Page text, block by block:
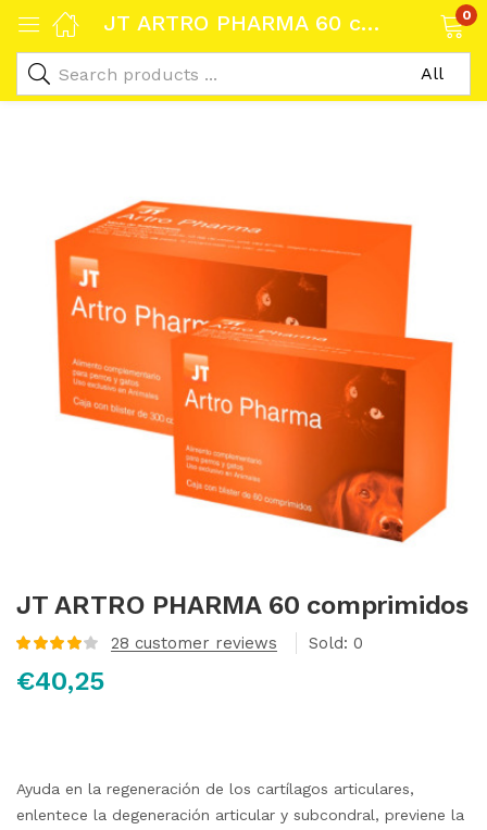
JT ARTRO PHARMA 60 comprimidos 0
JT ARTRO PHARMA 60 comprimidos
con4.11de
5 en base
28 customer reviews Sold: 0
€40,25
Ayuda en la regeneración de los cartílagos articulares,
enlentece la degeneración articular y subcondral, previene la